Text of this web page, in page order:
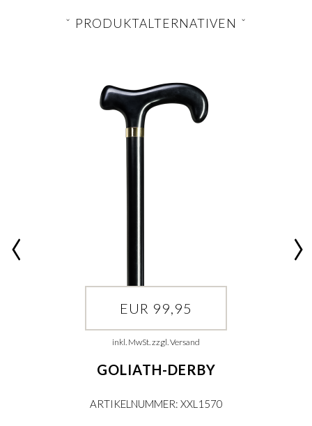
PRODUKTALTERNATIVEN
EUR 99,95
inkl. MwSt. zzgl. Versand
GOLIATH-DERBY
ARTIKELNUMMER: XXL1570